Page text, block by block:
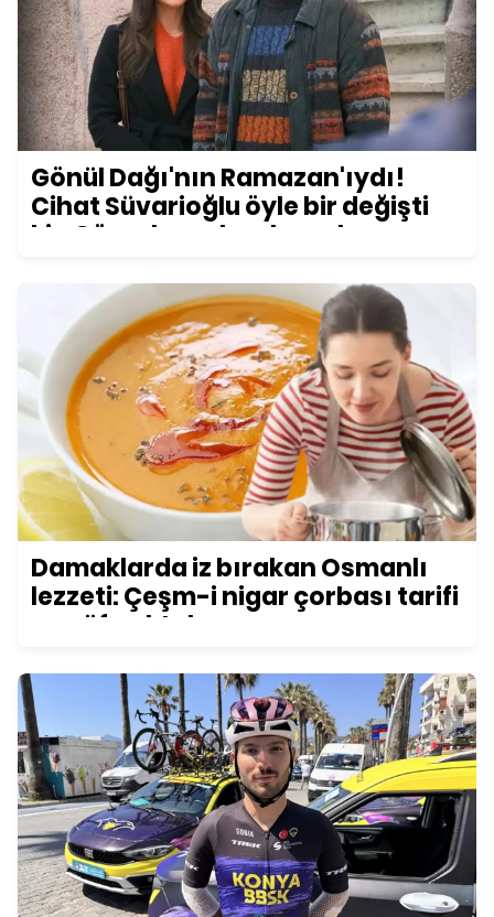
Gönül Dağı'nın Ramazan'ıydı!
Cihat Süvarioğlu öyle bir değişti
ki... Görenler şoke oluyor!
Damaklarda iz bırakan Osmanlı
lezzeti: Çeşm-i nigar çorbası tarifi
ve püf noktaları